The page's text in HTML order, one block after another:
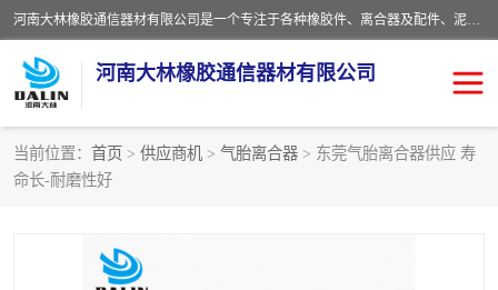
河南大林橡胶通信器材有限公司是一个专注于各种橡胶件、离合器及配件、泥浆泵及配件等产品设计制造和加工的企业。产品应用于矿山、冶金、石油、钢铁、化工、水泥、船舶、造纸、通用机械等各种大功率机械传动或制动装置。
河南大林橡胶通信器材有限公司
当前位置： 首页 > 供应商机 > 气胎离合器 > 东莞气胎离合器供应 寿
命长-耐磨性好
推盘离合器
VC离合器